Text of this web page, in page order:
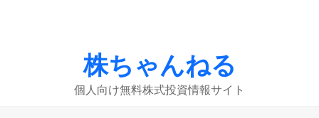
株ちゃんねる
個人向け無料株式投資情報サイト